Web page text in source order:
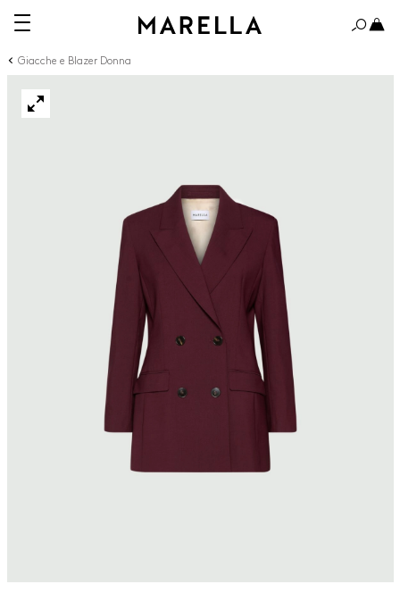
Giacche e Blazer Donna